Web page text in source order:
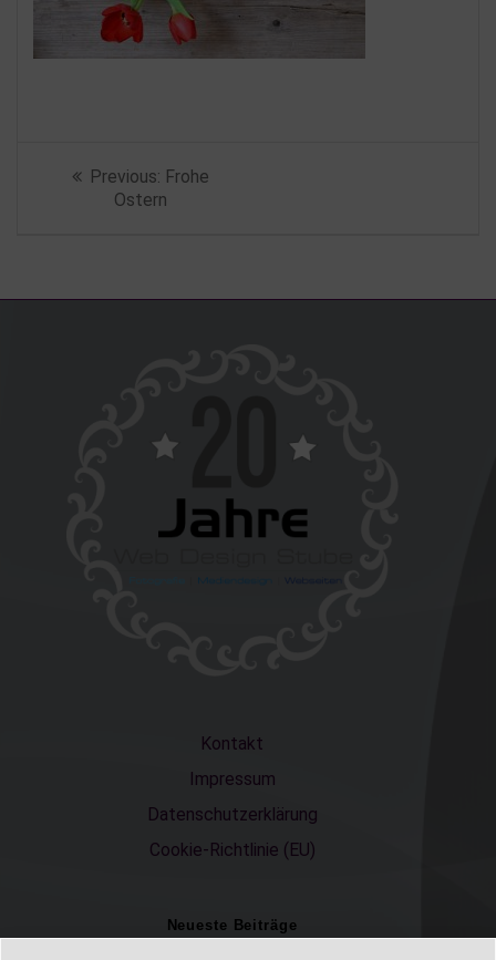
Beitragsnavigation
Previous: Previous
post:
Frohe
Ostern
Kontakt
Impressum
Datenschutzerklärung
Cookie-Richtlinie (EU)
Neueste Beiträge